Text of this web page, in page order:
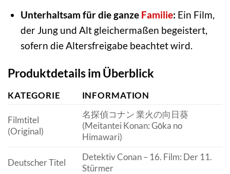
Unterhaltsam für die ganze Familie: Ein Film,
der Jung und Alt gleichermaßen begeistert,
sofern die Altersfreigabe beachtet wird.
Produktdetails im Überblick
KATEGORIE INFORMATION
Filmtitel
(Original)
名探偵コナン 業火の向日葵
(Meitantei Konan: Gōka no
Himawari)
Deutscher Titel
Detektiv Conan – 16. Film: Der 11.
Stürmer